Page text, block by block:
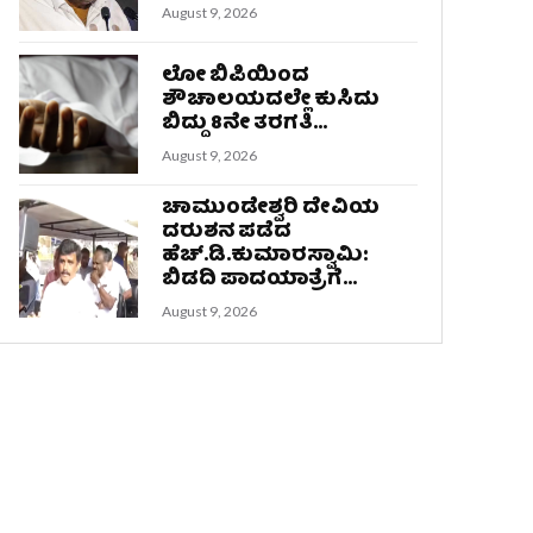
August 9, 2026
ಲೋ ಬಿಪಿಯಿಂದ
ಶೌಚಾಲಯದಲ್ಲೇ ಕುಸಿದು
ಬಿದ್ದು 8ನೇ ತರಗತಿ...
August 9, 2026
ಚಾಮುಂಡೇಶ್ವರಿ ದೇವಿಯ
ದರುಶನ ಪಡೆದ
ಹೆಚ್.ಡಿ.ಕುಮಾರಸ್ವಾಮಿ:
ಬಿಡದಿ ಪಾದಯಾತ್ರೆಗೆ...
August 9, 2026